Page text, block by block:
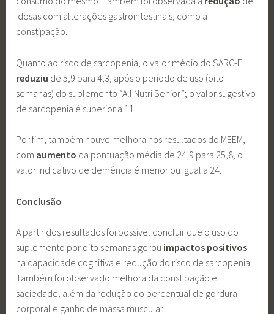
idosas com alterações gastrointestinais, como a
constipação.
Quanto ao risco de sarcopenia, o valor médio do SARC-F
reduziu de 5,9 para 4,3, após o período de uso (oito
semanas) do suplemento “All Nutri Senior”; o valor sugestivo
de sarcopenia é superior a 11.
Por fim, também houve melhora nos resultados do MEEM,
com aumento da pontuação média de 24,9 para 25,8; o
valor indicativo de demência é menor ou igual a 24.
Conclusão
A partir dos resultados foi possível concluir que o uso do
suplemento por oito semanas gerou impactos positivos
na capacidade cognitiva e redução do risco de sarcopenia.
Também foi observado melhora da constipação e
saciedade, além da redução do percentual de gordura
corporal e ganho de massa muscular.